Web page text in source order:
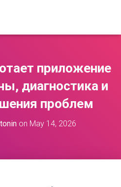
приложение
диагностика и
проблем
on May 14, 2026